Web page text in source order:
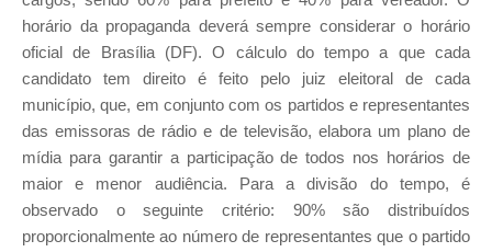
horário da propaganda deverá sempre considerar o horário
oficial de Brasília (DF). O cálculo do tempo a que cada
candidato tem direito é feito pelo juiz eleitoral de cada
município, que, em conjunto com os partidos e representantes
das emissoras de rádio e de televisão, elabora um plano de
mídia para garantir a participação de todos nos horários de
maior e menor audiência. Para a divisão do tempo, é
observado o seguinte critério: 90% são distribuídos
proporcionalmente ao número de representantes que o partido